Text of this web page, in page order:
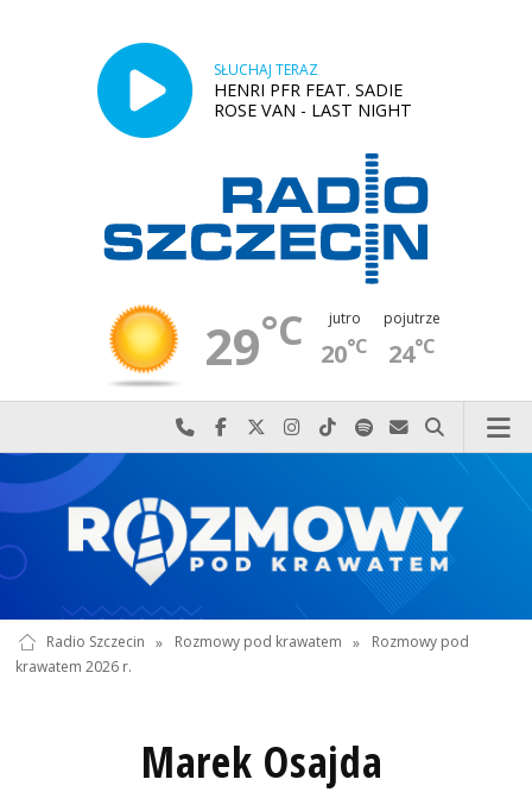
SŁUCHAJ TERAZ
HENRI PFR FEAT. SADIE
ROSE VAN - LAST NIGHT
29°C jutro
20°C
pojutrze
24°C
Najlepiej po prostu do nas zadzwoń
Odwiedź nas na Facebook-u
Odwiedź nas na X
Odwiedź nas na Instagram-ie
Odwiedź nas na TikTok-u
Szukaj nas na Spotify
Wyślij do nas
Szukaj
Radio Szczecin » Rozmowy pod krawatem »
Rozmowy pod
krawatem 2026 r.
Marek Osajda